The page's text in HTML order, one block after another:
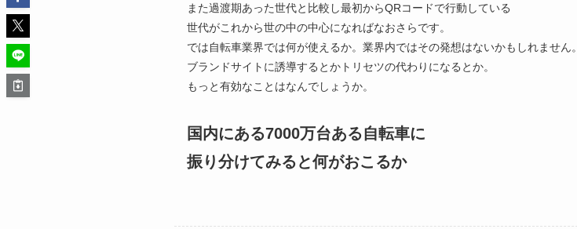
また過渡期あった世代と比較し最初からQRコードで行動している
世代がこれから世の中の中心になればなおさらです。
では自転車業界では何が使えるか。業界内ではその発想はないかもしれません。
ブランドサイトに誘導するとかトリセツの代わりになるとか。
もっと有効なことはなんでしょうか。
国内にある7000万台ある自転車に
振り分けてみると何がおこるか